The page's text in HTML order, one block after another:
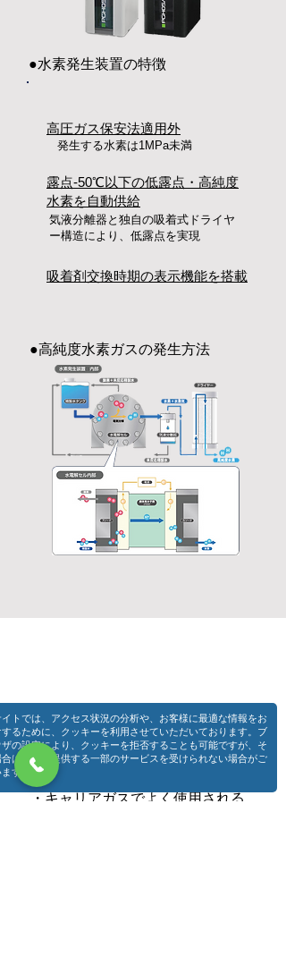
●水素発生装置の特徴
高圧ガス保安法適用外
​発生する水素は1MPa未満
​露点-50℃以下の低露点・高純度
水素を自動供給
​気液分離器と独自の吸着式ドライヤ
ー構造により、低露点を実現
吸着剤交換時期の表示機能を搭載
●高純度水素ガスの発生方法
​オリオン水素発生装置の
メリット
​①ガスクロマトグラフィーご使用の方
・キャリアガスでよく使用される
トでは、アクセス状況の分析や、お客様に最適な情報をお
するために、クッキーを利用させていただいております。ブ
の設定により、クッキーを拒否することも可能ですが、そ
合は当社の提供する一部のサービスを受けられない場合がご
す。